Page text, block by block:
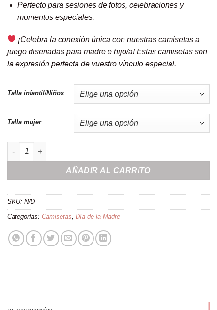
Perfecto para sesiones de fotos, celebraciones y
momentos especiales.
¡Celebra la conexión única con nuestras camisetas a
juego diseñadas para madre e hijo/a! Estas camisetas son
la expresión perfecta de vuestro vínculo especial.
Talla infantil/Niños
Talla mujer
Pack camisetas mamitis y hijitis cantidad
AÑADIR AL CARRITO
SKU: N/D
Categorías: Camisetas, Día de la Madre